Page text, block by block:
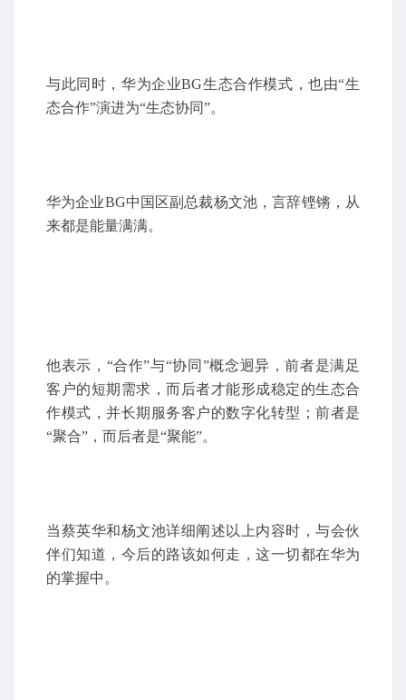
与此同时，华为企业BG生态合作模式，也由“生
态合作”演进为“生态协同”。
华为企业BG中国区副总裁杨文池，言辞铿锵，从
来都是能量满满。
他表示，“合作”与“协同”概念迥异，前者是满足
客户的短期需求，而后者才能形成稳定的生态合
作模式，并长期服务客户的数字化转型；前者是
“聚合”，而后者是“聚能”。
当蔡英华和杨文池详细阐述以上内容时，与会伙
伴们知道，今后的路该如何走，这一切都在华为
的掌握中。